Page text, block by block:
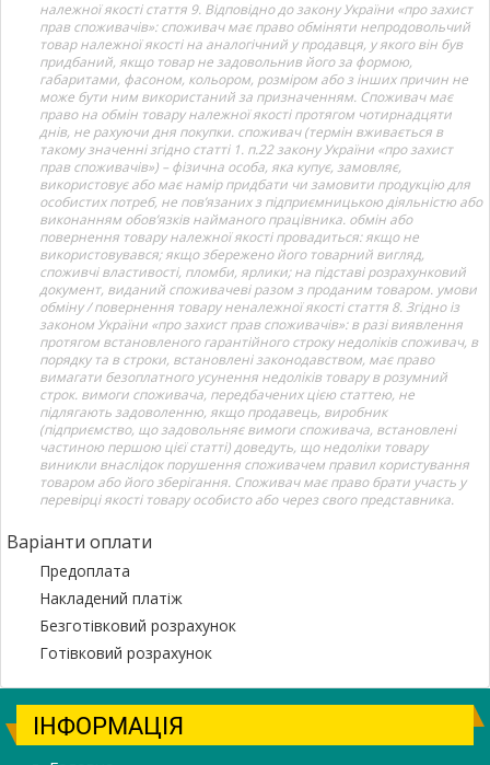
належної якості стаття 9. Відповідно до закону України «про захист
прав споживачів»: споживач має право обміняти непродовольчий
товар належної якості на аналогічний у продавця, у якого він був
придбаний, якщо товар не задовольнив його за формою,
габаритами, фасоном, кольором, розміром або з інших причин не
може бути ним використаний за призначенням. Споживач має
право на обмін товару належної якості протягом чотирнадцяти
днів, не рахуючи дня покупки. споживач (термін вживається в
такому значенні згідно статті 1. п.22 закону України «про захист
прав споживачів») – фізична особа, яка купує, замовляє,
використовує або має намір придбати чи замовити продукцію для
особистих потреб, не пов’язаних з підприємницькою діяльністю або
виконанням обов’язків найманого працівника. обмін або
повернення товару належної якості провадиться: якщо не
використовувався; якщо збережено його товарний вигляд,
споживчі властивості, пломби, ярлики; на підставі розрахунковий
документ, виданий споживачеві разом з проданим товаром. умови
обміну / повернення товару неналежної якості стаття 8. Згідно із
законом України «про захист прав споживачів»: в разі виявлення
протягом встановленого гарантійного строку недоліків споживач, в
порядку та в строки, встановлені законодавством, має право
вимагати безоплатного усунення недоліків товару в розумний
строк. вимоги споживача, передбачених цією статтею, не
підлягають задоволенню, якщо продавець, виробник
(підприємство, що задовольняє вимоги споживача, встановлені
частиною першою цієї статті) доведуть, що недоліки товару
виникли внаслідок порушення споживачем правил користування
товаром або його зберігання. Споживач має право брати участь у
перевірці якості товару особисто або через свого представника.
Варіанти оплати
Предоплата
Накладений платіж
Безготівковий розрахунок
Готівковий розрахунок
ІНФОРМАЦІЯ